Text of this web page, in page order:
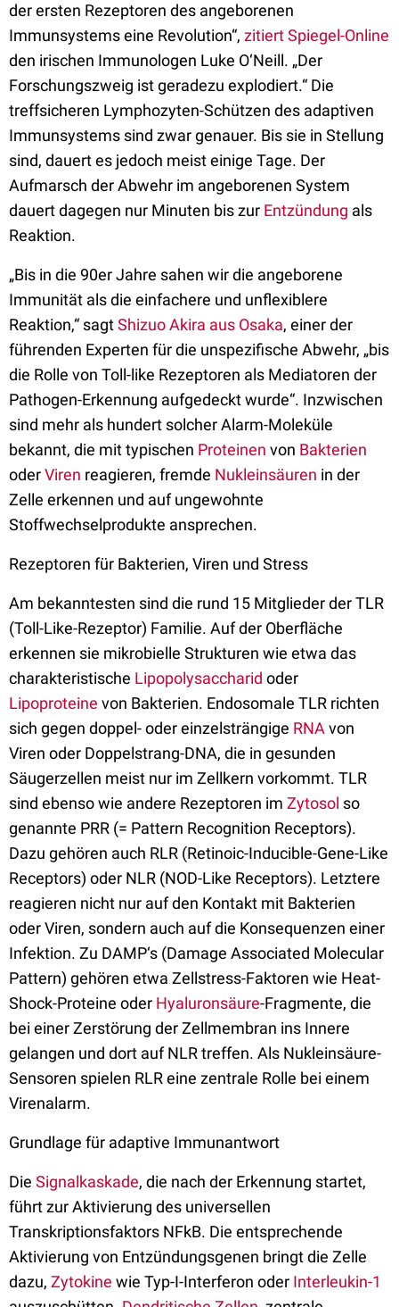
der ersten Rezeptoren des angeborenen
Immunsystems eine Revolution“, zitiert Spiegel-Online
den irischen Immunologen Luke O‘Neill. „Der
Forschungszweig ist geradezu explodiert.“ Die
treffsicheren Lymphozyten-Schützen des adaptiven
Immunsystems sind zwar genauer. Bis sie in Stellung
sind, dauert es jedoch meist einige Tage. Der
Aufmarsch der Abwehr im angeborenen System
dauert dagegen nur Minuten bis zur Entzündung als
Reaktion.
„Bis in die 90er Jahre sahen wir die angeborene
Immunität als die einfachere und unflexiblere
Reaktion,“ sagtShizuo Akira aus Osaka, einer der
führenden Experten für die unspezifische Abwehr, „bis
die Rolle von Toll-like Rezeptoren als Mediatoren der
Pathogen-Erkennung aufgedeckt wurde“. Inzwischen
sind mehr als hundert solcher Alarm-Moleküle
bekannt, die mit typischen Proteinen von Bakterien
oderViren reagieren, fremde Nukleinsäuren in der
Zelle erkennen und auf ungewohnte
Stoffwechselprodukte ansprechen.
Rezeptoren für Bakterien, Viren und Stress
Am bekanntesten sind die rund 15 Mitglieder der TLR
(Toll-Like-Rezeptor) Familie. Auf der Oberfläche
erkennen sie mikrobielle Strukturen wie etwa das
charakteristische Lipopolysaccharid oder
Lipoproteine von Bakterien. Endosomale TLR richten
sich gegen doppel- oder einzelsträngige RNA von
Viren oder Doppelstrang-DNA, die in gesunden
Säugerzellen meist nur im Zellkern vorkommt. TLR
sind ebenso wie andere Rezeptoren im Zytosol so
genannte PRR (= Pattern Recognition Receptors).
Dazu gehören auch RLR (Retinoic-Inducible-Gene-Like
Receptors) oder NLR (NOD-Like Receptors). Letztere
reagieren nicht nur auf den Kontakt mit Bakterien
oder Viren, sondern auch auf die Konsequenzen einer
Infektion. Zu DAMP‘s (Damage Associated Molecular
Pattern) gehören etwa Zellstress-Faktoren wie Heat-
Shock-Proteine oder Hyaluronsäure-Fragmente, die
bei einer Zerstörung der Zellmembran ins Innere
gelangen und dort auf NLR treffen. Als Nukleinsäure-
Sensoren spielen RLR eine zentrale Rolle bei einem
Virenalarm.
Grundlage für adaptive Immunantwort
Die Signalkaskade, die nach der Erkennung startet,
führt zur Aktivierung des universellen
Transkriptionsfaktors NFkB. Die entsprechende
Aktivierung von Entzündungsgenen bringt die Zelle
dazu, Zytokine wie Typ-I-Interferon oder Interleukin-1